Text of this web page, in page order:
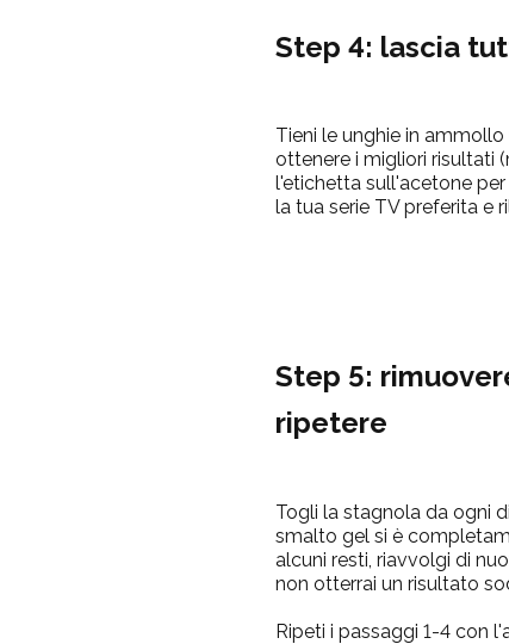
Step 4: lascia
Tieni le unghie in
ottenere i migliori risultati
l'etichetta sull'acetone per
la tua serie TV preferita e
Step 5:
ripetere
Togli la stagnola da ogni
smalto gel si è
alcuni resti, riavvolgi di
non otterrai un risultato
Ripeti i passaggi 1-4 con